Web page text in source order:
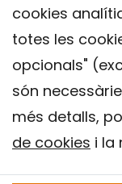
cookies
totes les
opcionals"
són
més detalls,
de cookies i la
Contacte
Política de privacitat
Política de Cookies